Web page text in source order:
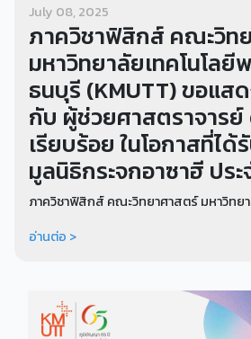
July 08, 2025
ภาควิชาฟิสิกส์ คณะวิท
มหาวิทยาลัยเทคโนโลยี
ธนบุรี (KMUTT) ขอแส
กับ ผู้ช่วยศาสตราจารย์
เรียบร้อย ในโอกาสที่ไ
มูลนิธิกระจกอาซาฮี ปร
ภาควิชาฟิสิกส์ คณะวิทยาศาสตร์ มหาวิทยา
อ่านต่อ >